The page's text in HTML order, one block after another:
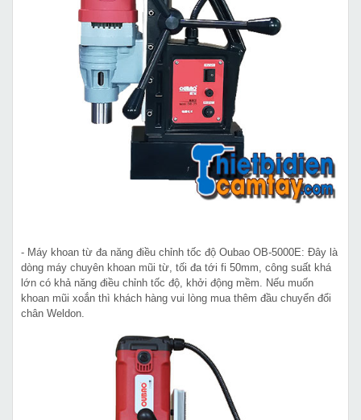
- Máy khoan từ đa năng điều chỉnh tốc độ Oubao OB-5000E: Đây là
dòng máy chuyên khoan mũi từ, tối đa tới fi 50mm, công suất khá
lớn có khả năng điều chỉnh tốc độ, khởi động mềm. Nếu muốn
khoan mũi xoắn thì khách hàng vui lòng mua thêm đầu chuyển đổi
chân Weldon.